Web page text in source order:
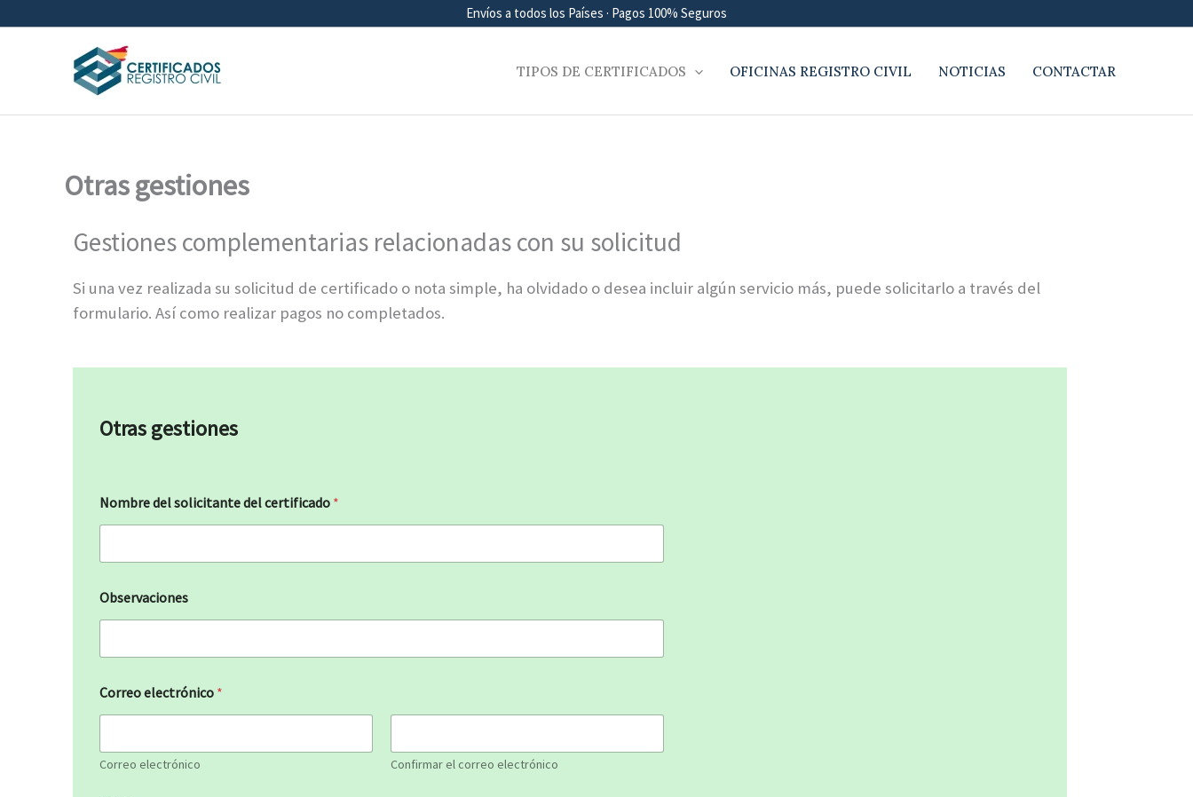
Envíos a todos los Países · Pagos 100% Seguros
TIPOS DE CERTIFICADOS OFICINAS REGISTRO CIVIL NOTICIAS CONTACTAR
Otras gestiones
Gestiones complementarias relacionadas con su solicitud
Si una vez realizada su solicitud de certificado o nota simple, ha olvidado o desea incluir algún servicio más, puede solicitarlo a través del
formulario. Así como realizar pagos no completados.
Otras gestiones
Nombre del solicitante del certificado *
Observaciones
Correo electrónico *
Correo electrónico Confirmar el correo electrónico